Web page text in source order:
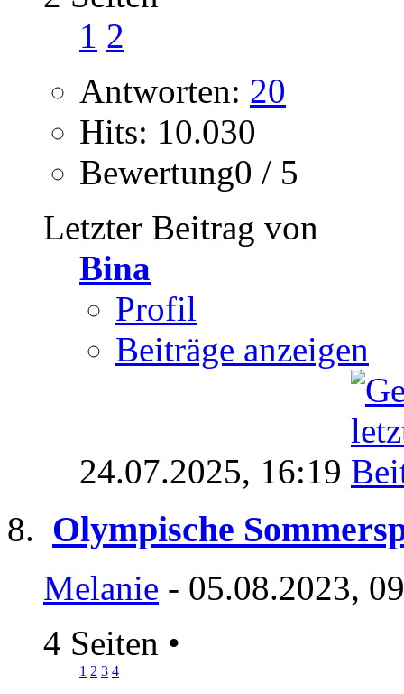
1 2
Antworten: 20
Hits: 10.030
Bewertung0 / 5
Letzter Beitrag von
Bina
Profil
Beiträge anzeigen
24.07.2025, 16:19
Olympische
Melanie - 05.08.2023,
4 Seiten •
1 2 3 4